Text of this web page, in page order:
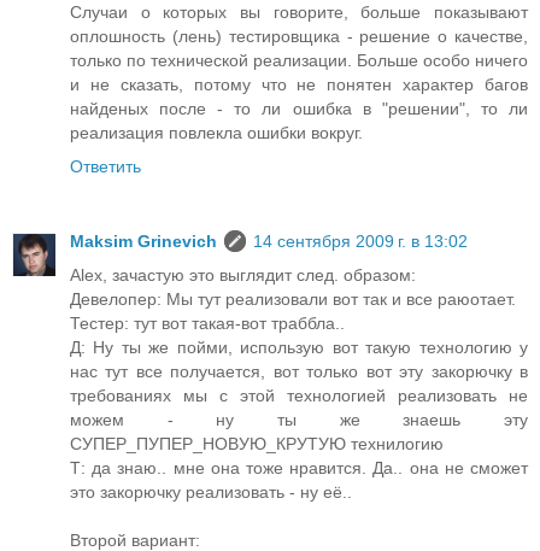
Случаи о которых вы говорите, больше показывают
оплошность (лень) тестировщика - решение о качестве,
только по технической реализации. Больше особо ничего
и не сказать, потому что не понятен характер багов
найденых после - то ли ошибка в "решении", то ли
реализация повлекла ошибки вокруг.
Ответить
Maksim Grinevich
14 сентября 2009 г. в 13:02
Alex, зачастую это выглядит след. образом:
Девелопер: Мы тут реализовали вот так и все раюотает.
Тестер: тут вот такая-вот траббла..
Д: Ну ты же пойми, использую вот такую технологию у
нас тут все получается, вот только вот эту закорючку в
требованиях мы с этой технологией реализовать не
можем - ну ты же знаешь эту
СУПЕР_ПУПЕР_НОВУЮ_КРУТУЮ технилогию
Т: да знаю.. мне она тоже нравится. Да.. она не сможет
это закорючку реализовать - ну её..
Второй вариант: